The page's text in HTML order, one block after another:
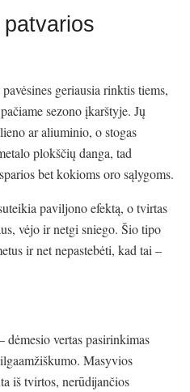
geriausia rinktis tiems,
sezono įkarštyje. Jų
ar aliuminio, o stogas
plokščių danga, tad
bet kokioms oro sąlygoms.
paviljono efektą, o tvirtas
vėjo ir netgi sniego. Šio tipo
ir net nepastebėti, kad tai –
dėmesio vertas pasirinkimas
Masyvios
iš tvirtos, nerūdijančios